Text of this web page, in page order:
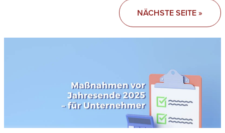
NÄCHSTE SEITE »